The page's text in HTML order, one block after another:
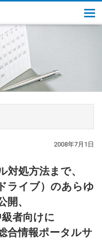
2008年7月1日
対処方法まで、
ライブ）のあらゆ
開、
者向けに
合情報ポータルサ